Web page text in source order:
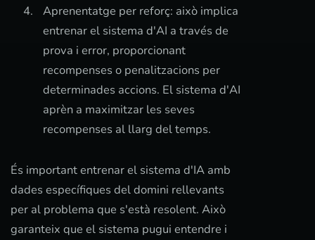
Aprenentatge per reforç: això implica
entrenar el sistema d'AI a través de
prova i error, proporcionant
recompenses o penalitzacions per
determinades accions. El sistema d'AI
aprèn a maximitzar les seves
recompenses al llarg del temps.
És important entrenar el sistema d'IA amb
dades específiques del domini rellevants
per al problema que s'està resolent. Això
garanteix que el sistema pugui entendre i